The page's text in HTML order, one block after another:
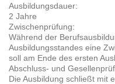
Ausbildungsdauer:
2 Jahre
Zwischenprüfung:
Während der
Ausbildungsstandes eine
soll am Ende des ersten
Abschluss- und
Die Ausbildung schließt mit